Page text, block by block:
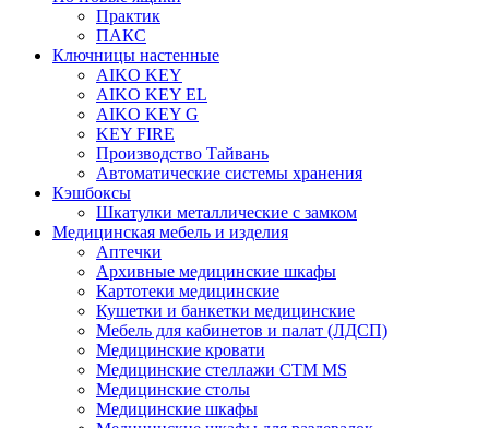
Практик
ПАКС
Ключницы настенные
AIKO KEY
AIKO KEY EL
AIKO KEY G
KEY FIRE
Производство Тайвань
Автоматические системы хранения
Кэшбоксы
Шкатулки металлические с замком
Медицинская мебель и изделия
Аптечки
Архивные медицинские шкафы
Картотеки медицинские
Кушетки и банкетки медицинские
Мебель для кабинетов и палат (ЛДСП)
Медицинские кровати
Медицинские стеллажи CTM MS
Медицинские столы
Медицинские шкафы